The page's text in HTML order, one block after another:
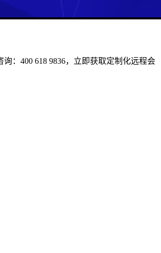
：400 618 9836，立即获取定制化远程会